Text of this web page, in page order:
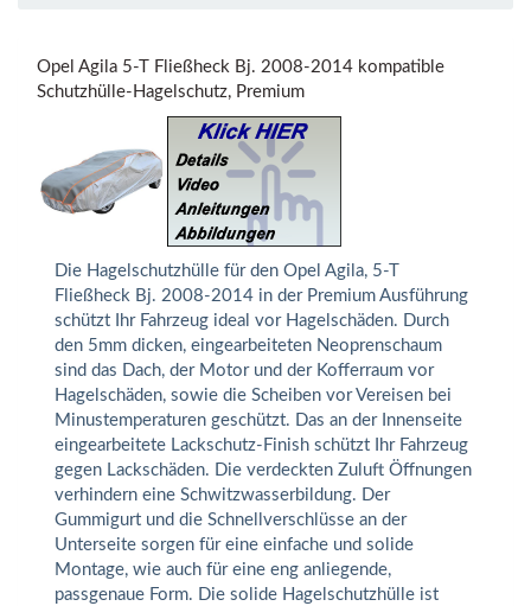
Opel Agila 5-T Fließheck Bj. 2008-2014 kompatible
Schutzhülle-Hagelschutz, Premium
Die Hagelschutzhülle für den Opel Agila, 5-T
Fließheck Bj. 2008-2014 in der Premium Ausführung
schützt Ihr Fahrzeug ideal vor Hagelschäden. Durch
den 5mm dicken, eingearbeiteten Neoprenschaum
sind das Dach, der Motor und der Kofferraum vor
Hagelschäden, sowie die Scheiben vor Vereisen bei
Minustemperaturen geschützt. Das an der Innenseite
eingearbeitete Lackschutz-Finish schützt Ihr Fahrzeug
gegen Lackschäden. Die verdeckten Zuluft Öffnungen
verhindern eine Schwitzwasserbildung. Der
Gummigurt und die Schnellverschlüsse an der
Unterseite sorgen für eine einfache und solide
Montage, wie auch für eine eng anliegende,
passgenaue Form. Die solide Hagelschutzhülle ist